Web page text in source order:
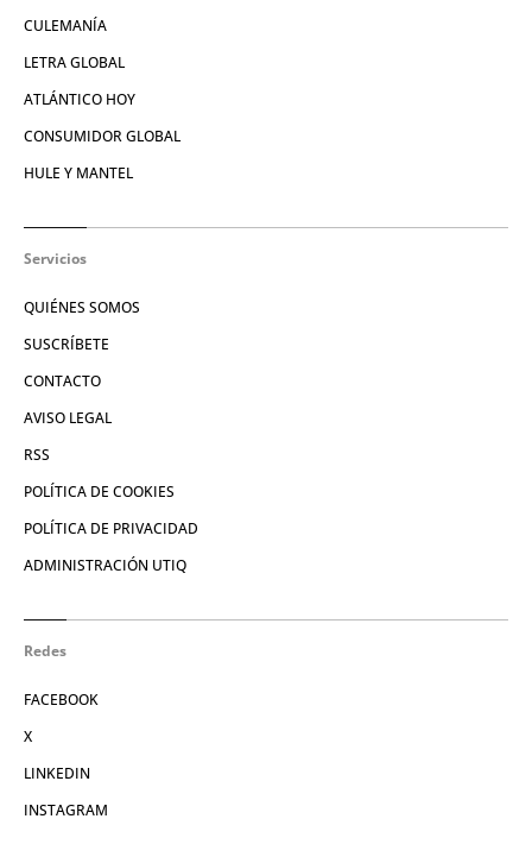
CULEMANÍA
LETRA GLOBAL
ATLÁNTICO HOY
CONSUMIDOR GLOBAL
HULE Y MANTEL
Servicios
QUIÉNES SOMOS
SUSCRÍBETE
CONTACTO
AVISO LEGAL
RSS
POLÍTICA DE COOKIES
POLÍTICA DE PRIVACIDAD
ADMINISTRACIÓN UTIQ
Redes
FACEBOOK
X
LINKEDIN
INSTAGRAM